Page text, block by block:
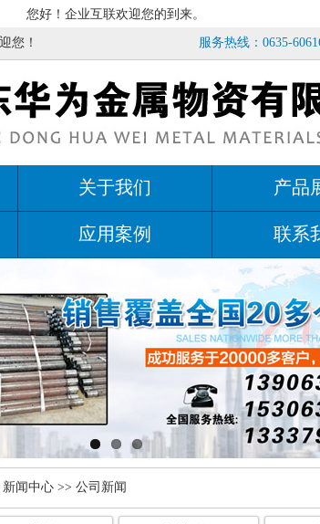
您好！企业互联欢迎您的到来。
您！ 服务热线：0635-
关于我们 产品
应用案例 联系
新闻中心 >> 公司新闻